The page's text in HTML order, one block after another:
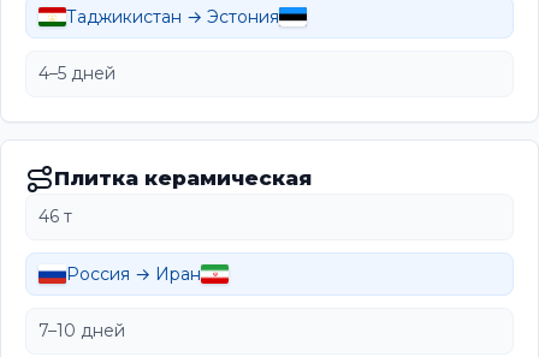
Таджикистан → Эстония
4–5 дней
Плитка керамическая
46 т
Россия → Иран
7–10 дней